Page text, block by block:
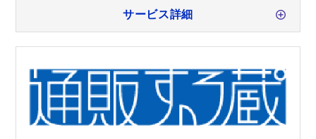
サービス詳細